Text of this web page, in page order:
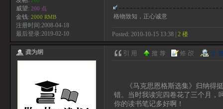
威望: 200 点
金钱: 2000 RMB
注册时间:2008-04-18
最后登录:2019-02-10
格物致知，正心诚意
Posted: 2010-10-15 13:38 | 2 楼
龚为纲
《马克思恩格斯选集》归纳得挺
错。当时我读完四卷花了三个月，
你的读书笔记多好啊！